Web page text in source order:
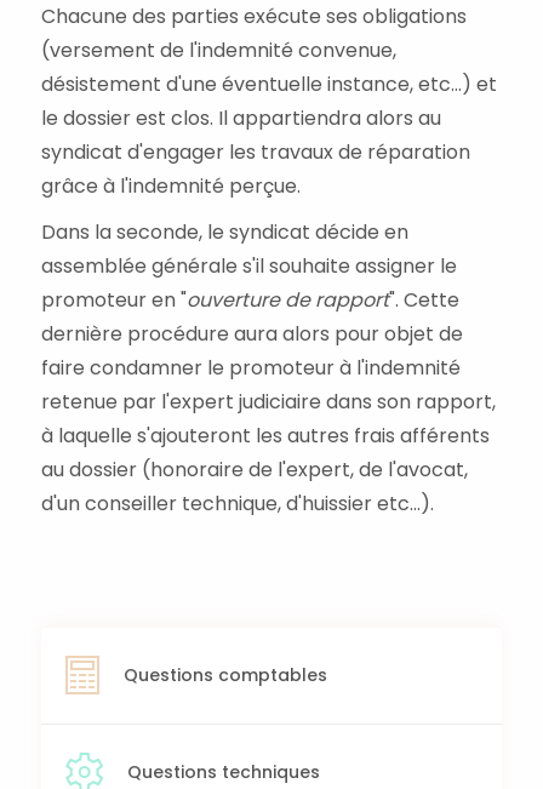
Chacune des parties exécute ses obligations
(versement de l'indemnité convenue,
désistement d'une éventuelle instance, etc...) et
le dossier est clos. Il appartiendra alors au
syndicat d'engager les travaux de réparation
grâce à l'indemnité perçue.
Dans la seconde, le syndicat décide en
assemblée générale s'il souhaite assigner le
promoteur en "ouverture de rapport". Cette
dernière procédure aura alors pour objet de
faire condamner le promoteur à l'indemnité
retenue par l'expert judiciaire dans son rapport,
à laquelle s'ajouteront les autres frais afférents
au dossier (honoraire de l'expert, de l'avocat,
d'un conseiller technique, d'huissier etc...).
Questions comptables
Questions techniques